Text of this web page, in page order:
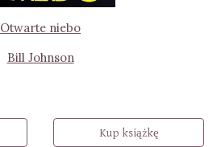
Otwarte niebo
Bill Johnson
Kup książkę